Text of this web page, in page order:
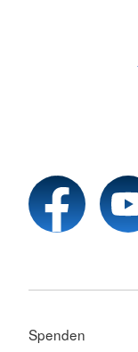
Spenden